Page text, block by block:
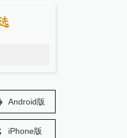
Android版
iPhone版